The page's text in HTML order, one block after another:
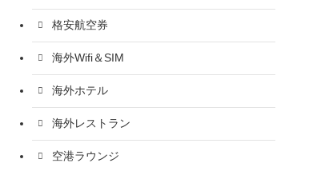
格安航空券
海外Wifi＆SIM
海外ホテル
海外レストラン
空港ラウンジ